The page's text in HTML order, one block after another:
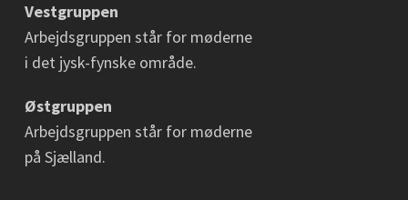
Vestgruppen
Arbejdsgruppen står for møderne
i det jysk-fynske område.
Østgruppen
Arbejdsgruppen står for møderne
på Sjælland.